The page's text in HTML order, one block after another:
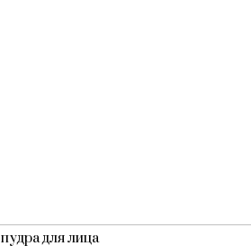
пудра для лица